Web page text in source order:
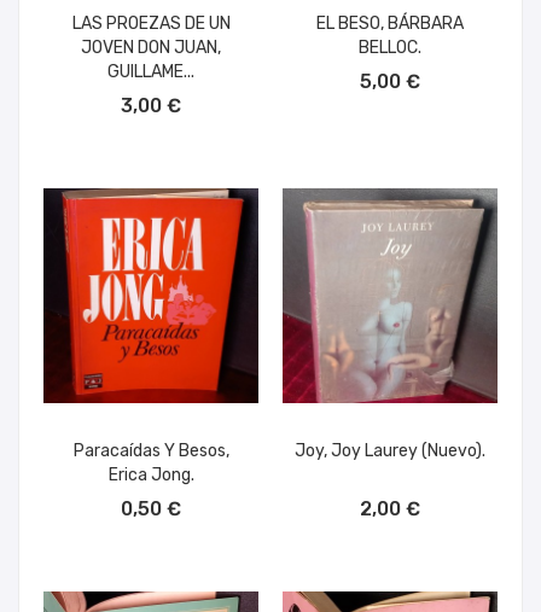
LAS PROEZAS DE UN
JOVEN DON JUAN,
GUILLAME...
3,00 €
EL BESO, BÁRBARA
BELLOC.
5,00 €
Paracaídas Y Besos,
Erica Jong.
0,50 €
Joy, Joy Laurey (nuevo).
2,00 €